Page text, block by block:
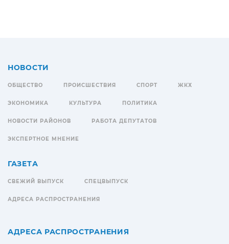
НОВОСТИ
ОБЩЕСТВО ПРОИСШЕСТВИЯ СПОРТ ЖКХ
ЭКОНОМИКА КУЛЬТУРА ПОЛИТИКА
НОВОСТИ РАЙОНОВ РАБОТА ДЕПУТАТОВ
ЭКСПЕРТНОЕ МНЕНИЕ
ГАЗЕТА
СВЕЖИЙ ВЫПУСК СПЕЦВЫПУСК
АДРЕСА РАСПРОСТРАНЕНИЯ
АДРЕСА РАСПРОСТРАНЕНИЯ